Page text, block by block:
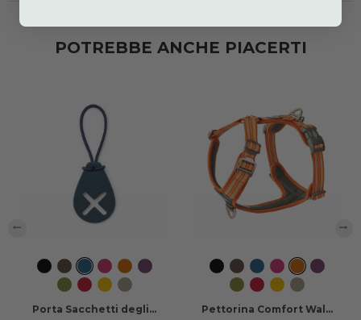
POTREBBE ANCHE PIACERTI
BlackMoccaOcean
Blue
Wild
Rose
Orange
Sun
Purple
Passion
Hunting
Green
Classic
Red
LemonDesert
Dune
Porta Sacchetti degli...
BlackMoccaOcean
Blue
Wild
Rose
Orange
Sun
Purple
Passion
Hunting
Green
Classic
Red
LemonDesert
Dune
Pettorina Comfort Walk